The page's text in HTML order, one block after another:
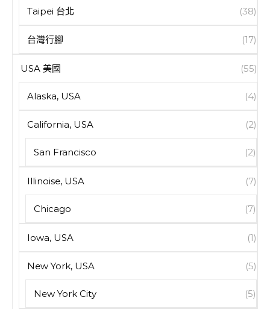
Taipei 台北 (38)
台灣行腳 (17)
USA 美國 (55)
Alaska, USA (4)
California, USA (2)
San Francisco (2)
Illinoise, USA (7)
Chicago (7)
Iowa, USA (1)
New York, USA (5)
New York City (5)